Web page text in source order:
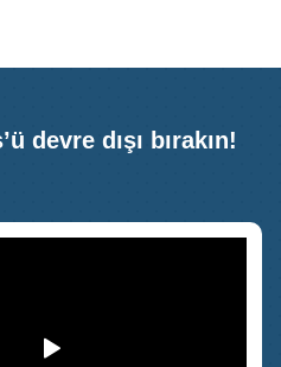
devre dışı bırakın!